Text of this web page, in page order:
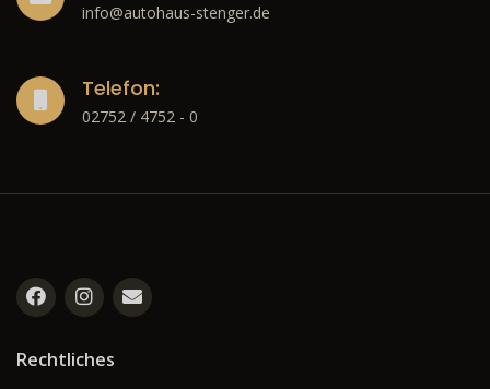
info@autohaus-stenger.de
Telefon:
02752 / 4752 - 0
Rechtliches